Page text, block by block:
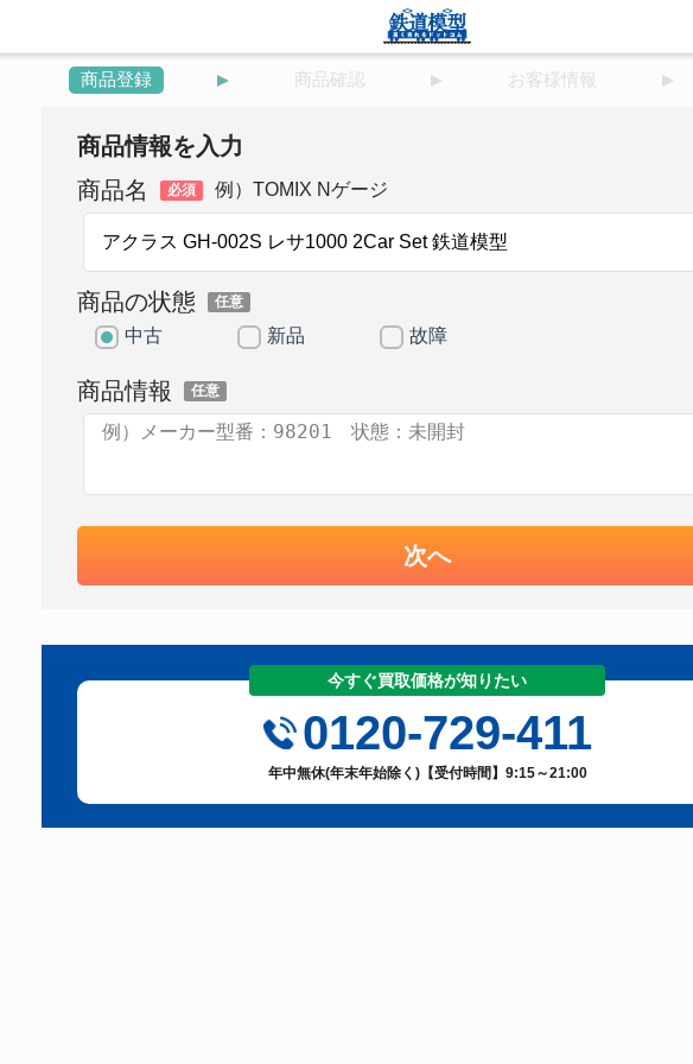
商品登録 商品確認 お客様情報
商品情報を入力
商品名
必須 例）TOMIX Nゲージ
商品の状態 任意
中古 新品 故障
商品情報 任意
次へ
今すぐ買取価格が知りたい
0120-729-411
年中無休(年末年始除く)【受付時間】9:15～21:00